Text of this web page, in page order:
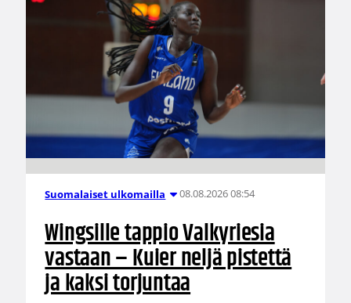
Suomalaiset ulkomailla 08.08.2026 08:54
Wingsille tappio Valkyriesia
vastaan – Kuier neljä pistettä
ja kaksi torjuntaa